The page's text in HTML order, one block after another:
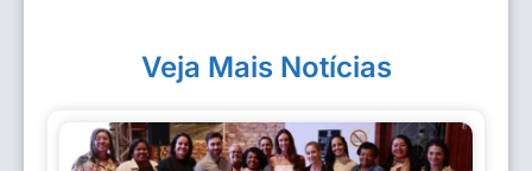
Veja Mais Notícias